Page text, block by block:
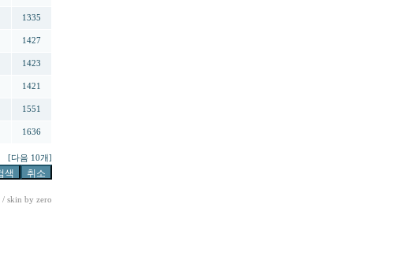
1335
1427
1423
1421
1551
1636
[다음 10개]
/ skin by zero